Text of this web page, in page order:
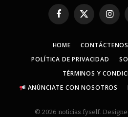
Facebook
X
HOME CONTÁCTENOS
POLÍTICA DE PRIVACIDAD
TÉRMINOS Y
ANÚNCIATE CON NOSOTROS
© 2026 noticias.fyself.